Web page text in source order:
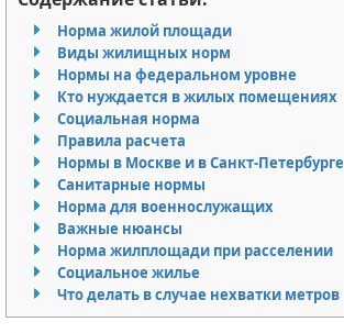
Пенсия, пособия и льготы
Семейное право
Льготы и компенсации
Наследство и завещания
Медицинское право
Уголовное право
Нотариат в РФ
Норма жилой площади
Виды жилищных норм
Нормы на федеральном уровне
Кто нуждается в жилых помещениях
Социальная норма
Правила расчета
Нормы в Москве и в Санкт-Петербурге
Санитарные нормы
Норма для военнослужащих
Важные нюансы
Норма жилплощади при расселении
Социальное жилье
Что делать в случае нехватки метров